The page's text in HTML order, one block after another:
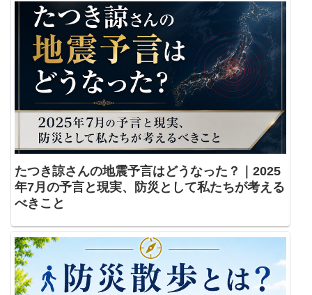
たつき諒さんの地震予言はどうなった？｜2025
年7月の予言と現実、防災として私たちが考える
べきこと